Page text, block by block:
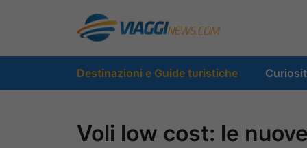
contenuto
Destinazioni e Guide turistiche
Voli low cost: le